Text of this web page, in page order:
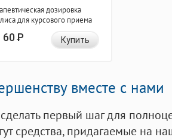
дозировка
для курсового приема
60Р Купить
вместе с нами
первый шаг для
средства, придагаемые на